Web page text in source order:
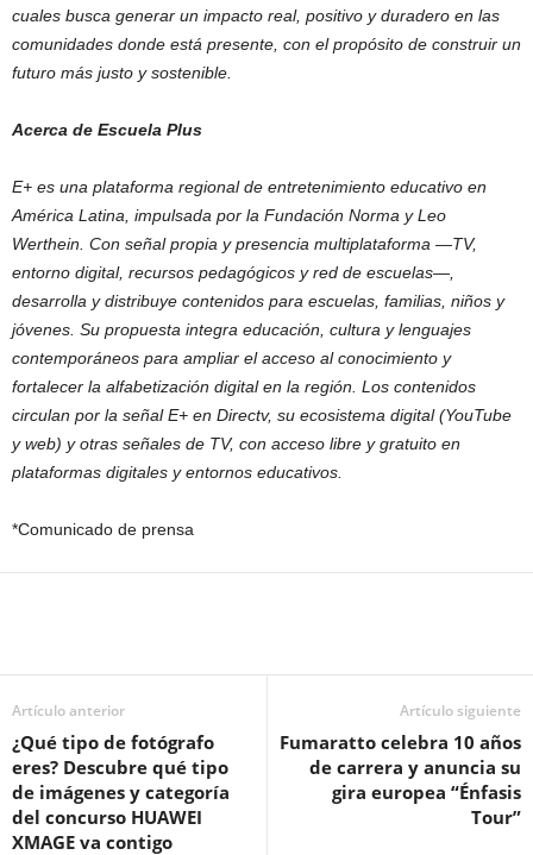
cuales busca generar un impacto real, positivo y duradero en las
comunidades donde está presente, con el propósito de construir un
futuro más justo y sostenible.
Acerca de Escuela Plus
E+ es una plataforma regional de entretenimiento educativo en
América Latina, impulsada por la Fundación Norma y Leo
Werthein. Con señal propia y presencia multiplataforma —TV,
entorno digital, recursos pedagógicos y red de escuelas—,
desarrolla y distribuye contenidos para escuelas, familias, niños y
jóvenes. Su propuesta integra educación, cultura y lenguajes
contemporáneos para ampliar el acceso al conocimiento y
fortalecer la alfabetización digital en la región. Los contenidos
circulan por la señal E+ en Directv, su ecosistema digital (YouTube
y web) y otras señales de TV, con acceso libre y gratuito en
plataformas digitales y entornos educativos.
*Comunicado de prensa
Artículo anterior
¿Qué tipo de fotógrafo
eres? Descubre qué tipo
de imágenes y categoría
del concurso HUAWEI
XMAGE va contigo
Artículo siguiente
Fumaratto celebra 10 años
de carrera y anuncia su
gira europea “Énfasis
Tour”